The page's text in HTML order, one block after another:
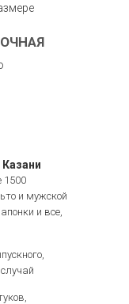
1500
и мужской
и все,